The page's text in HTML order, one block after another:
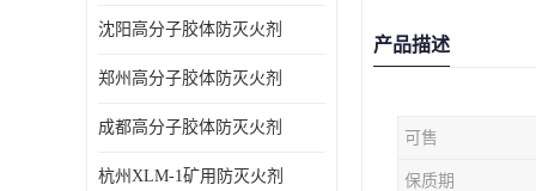
沈阳高分子胶体防灭火剂
郑州高分子胶体防灭火剂
成都高分子胶体防灭火剂
杭州XLM-1矿用防灭火剂
产品描述
可售
保质期